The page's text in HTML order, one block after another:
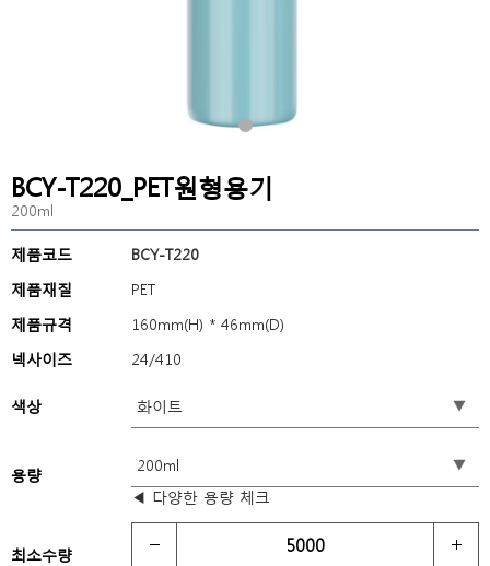
BCY-T220_PET원형용기
200ml
제품코드
BCY-T220
제품재질
PET
제품규격
160mm(H) * 46mm(D)
넥사이즈
24/410
색상
용량
◀ 다양한 용량 체크
최소수량